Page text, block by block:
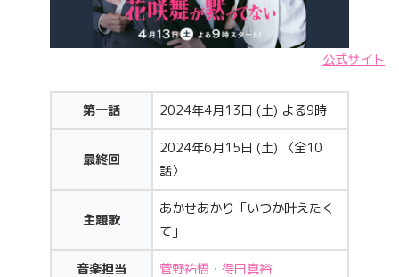
公式サイト
第一話 2024年4月13日 (土) よる9時
最終回
2024年6月15日 (土) 〈全10
話〉
主題歌
あかせあかり「いつか叶えたく
て」
音楽担当 菅野祐悟 ・ 得田真裕